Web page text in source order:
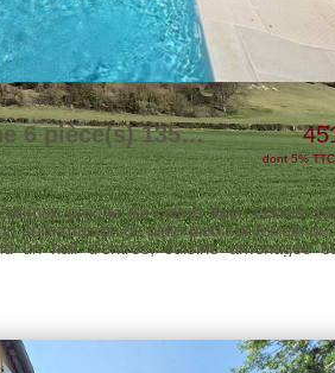
Maison Epernon proche 6 pièce(s) 135 m2
dont 5%
Au calme avec écoles sur place et
Jolie maison de plain pied sur terrain de
aménagée et équipée